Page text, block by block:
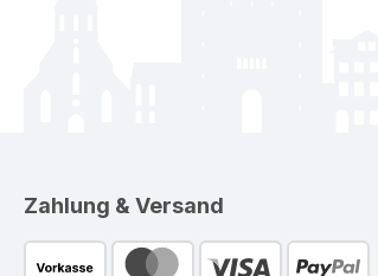
Zahlung & Versand